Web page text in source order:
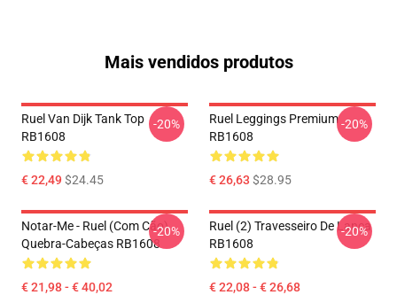
Mais vendidos produtos
Ruel Van Dijk Tank Top
RB1608
€ 22,49$24.45
-20%
Ruel Leggings Premium
RB1608
€ 26,63 $28.95
-20%
Notar-Me - Ruel (com Cão)
Quebra-Cabeças RB1608
€ 21,98 - € 40,02
-20%
Ruel (2) Travesseiro De Lança
RB1608
€ 22,08 - € 26,68
-20%